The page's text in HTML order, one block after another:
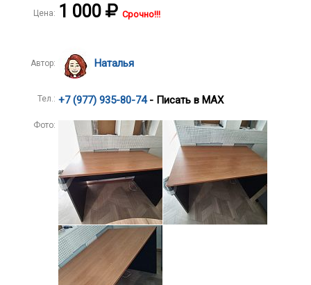
Цена: 1 000 Срочно!!!
Автор: Наталья
Тел.: +7 (977) 935-80-74- Писать в MAX
Фото: